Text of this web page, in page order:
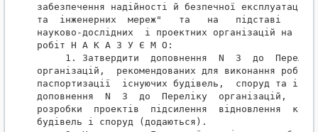
забезпечення надійності й безпечної
та  інженерних  мереж"   та   на   підставі
науково-дослідних  і проектних організацій на
робіт Н А К А З У Є М О:
1. Затвердити  доповнення  N  3  до
організацій,  рекомендованих для виконання
паспортизації  існуючих будівель,  споруд та
доповнення  N  3  до  Переліку  організацій,
розробки  проектів  підсилення  відновлення
будівель і споруд (додаються).